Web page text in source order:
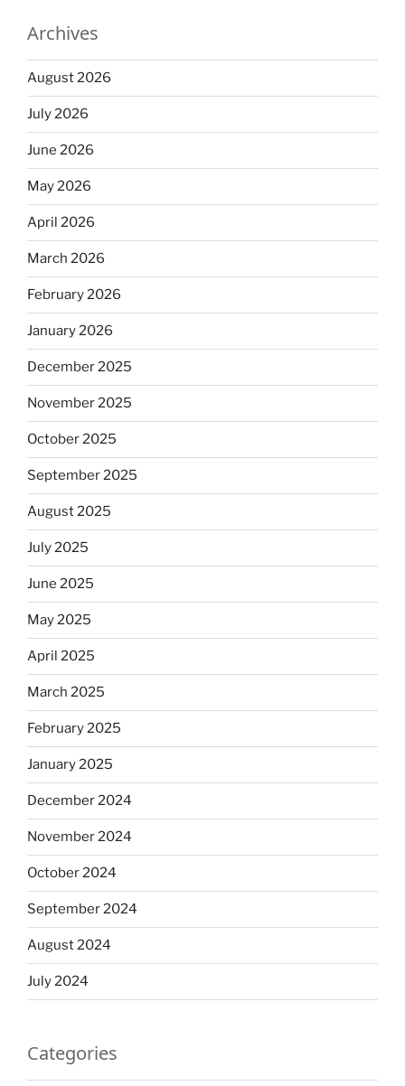
Archives
August 2026
July 2026
June 2026
May 2026
April 2026
March 2026
February 2026
January 2026
December 2025
November 2025
October 2025
September 2025
August 2025
July 2025
June 2025
May 2025
April 2025
March 2025
February 2025
January 2025
December 2024
November 2024
October 2024
September 2024
August 2024
July 2024
Categories